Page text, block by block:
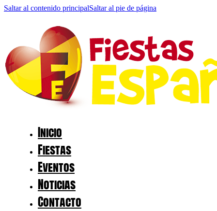
Saltar al contenido principalSaltar al pie de página
Inicio
Fiestas
Eventos
Noticias
Contacto